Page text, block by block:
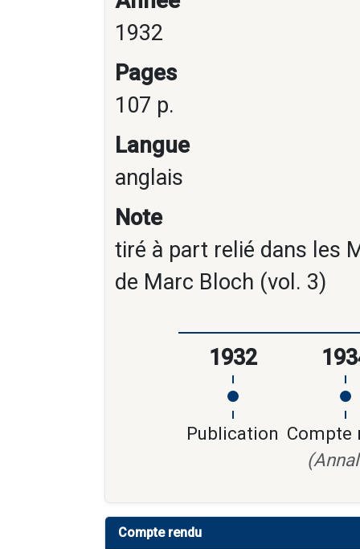
1932
Pages
107 p.
Langue
anglais
Note
tiré à part relié dans les
de Marc Bloch (vol. 3)
1932
Publication Compte
Compte rendu